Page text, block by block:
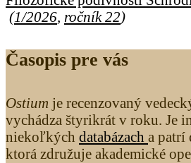
(1/2026 ročník 22)
Časopis pre vás
Ostium je recenzovaný
vychádza štyrikrát v roku. Je
niekoľkých databázach a patrí
ktorá združuje akademické